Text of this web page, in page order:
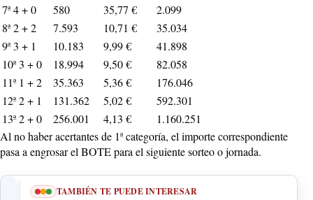
7ª 4 + 0
580 35,77 €
2.099
8ª 2 + 2
7.593 10,71 €
35.034
9ª 3 + 1
10.183 9,99 €
41.898
10ª 3 + 0
18.994 9,50 €
82.058
11ª 1 + 2
35.363 5,36 €
176.046
12ª 2 + 1
131.362 5,02 €
592.301
13ª 2 + 0
256.001 4,13 €
1.160.251
Al no haber acertantes de 1ª categoría, el importe correspondiente
pasa a engrosar el BOTE para el siguiente sorteo o jornada.
TAMBIÉN TE PUEDE INTERESAR